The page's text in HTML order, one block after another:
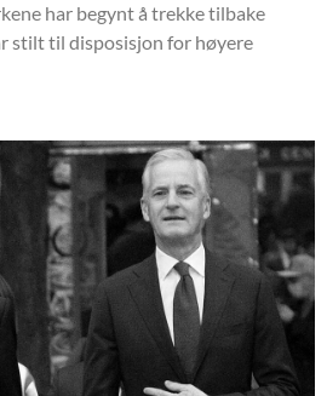
har begynt å trekke tilbake
stilt til disposisjon for høyere